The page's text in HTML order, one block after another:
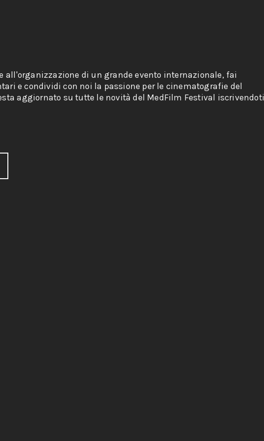
all'organizzazione di un grande evento internazionale, fai
e condividi con noi la passione per le cinematografie del
aggiornato su tutte le novità del MedFilm Festival iscrivendoti